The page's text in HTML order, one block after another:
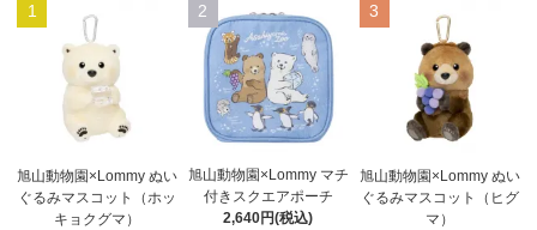
1
旭山動物園×Lommy ぬい
ぐるみマスコット（ホッ
キョクグマ）
2
旭山動物園×Lommy マチ
付きスクエアポーチ
2,640円(税込)
3
旭山動物園×Lommy ぬい
ぐるみマスコット（ヒグ
マ）